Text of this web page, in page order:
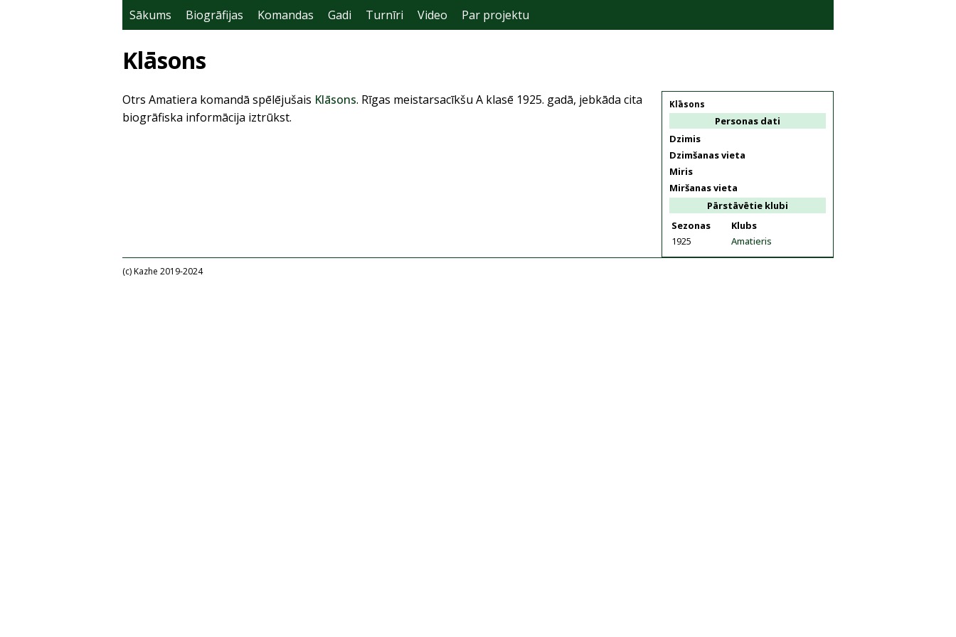
Sākums Biogrāfijas Komandas Gadi Turnīri Video Par projektu
Klāsons
Klāsons
Personas dati
Dzimis
Dzimšanas vieta
Miris
Miršanas vieta
Pārstāvētie klubi
Sezonas
Klubs
1925
Amatieris
Otrs Amatiera komandā spēlējušais Klāsons. Rīgas meistarsacīkšu A klasē 1925. gadā, jebkāda cita
biogrāfiska informācija iztrūkst.
(c) Kazhe 2019-2024